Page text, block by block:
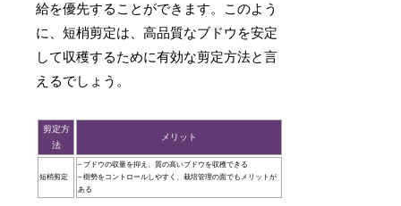
給を優先することができます。このよう
に、短梢剪定は、高品質なブドウを安定
して収穫するために有効な剪定方法と言
えるでしょう。
剪定方
法
メリット
短梢剪定
– ブドウの収量を抑え、質の高いブドウを収穫できる
– 樹勢をコントロールしやすく、栽培管理の面でもメリットが
ある